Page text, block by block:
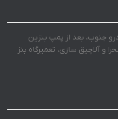
جنوب، بعد از پمپ بنزین
و آلاچیق سازی، تعمیرگاه بنز